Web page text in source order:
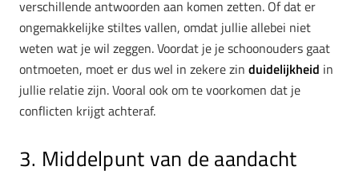
verschillende antwoorden aan komen zetten. Of dat er
ongemakkelijke stiltes vallen, omdat jullie allebei niet
weten wat je wil zeggen. Voordat je je schoonouders gaat
ontmoeten, moet er dus wel in zekere zin duidelijkheid in
jullie relatie zijn. Vooral ook om te voorkomen dat je
conflicten krijgt achteraf.
3. Middelpunt van de aandacht